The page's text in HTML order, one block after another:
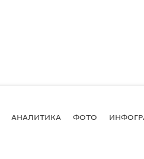
АНАЛИТИКА ФОТО